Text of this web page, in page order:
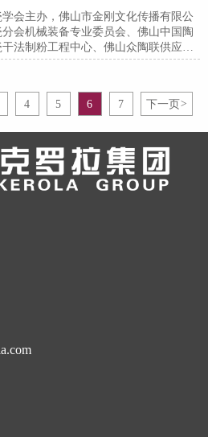
会主办，佛山市金刚文化传播有限公
会机械装备专业委员会、佛山中国陶
法制粉工程中心、佛山众陶联供应链
所股份有限公司、广东博晖机电有限
粉”
4 5 6 7 下一页 >